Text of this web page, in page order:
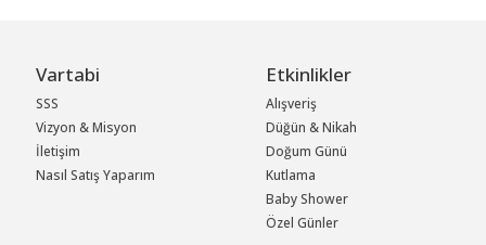
Vartabi
SSS
Vizyon & Misyon
İletişim
Nasıl Satış Yaparım
Etkinlikler
Alışveriş
Düğün & Nikah
Doğum Günü
Kutlama
Baby Shower
Özel Günler